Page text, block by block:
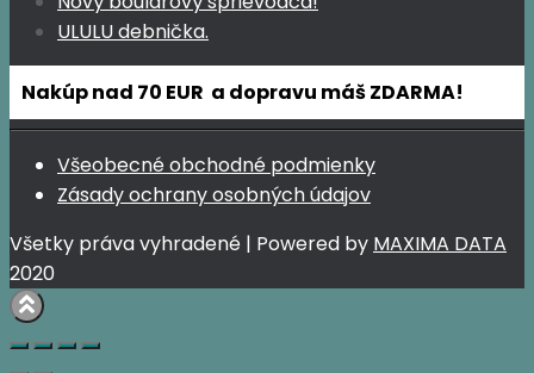
ULULU debnička.
Nakúp nad 70 EUR a dopravu máš ZDARMA!
Všeobecné obchodné podmienky
Zásady ochrany osobných údajov
Všetky práva vyhradené | Powered by MAXIMA DATA
2020